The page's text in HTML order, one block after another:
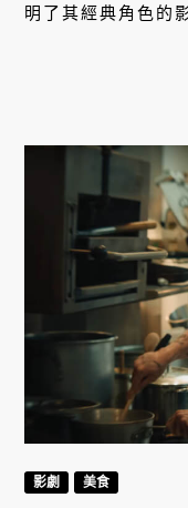
明了其經典角色的
影劇 美食